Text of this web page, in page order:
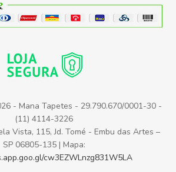
- Mana Tapetes - 29.790.670/0001-30 -
(11) 4114-3226
Vista, 115, Jd. Tomé - Embu das Artes –
SP 06805-135 | Mapa:
cw3EZWLnzg831W5LA